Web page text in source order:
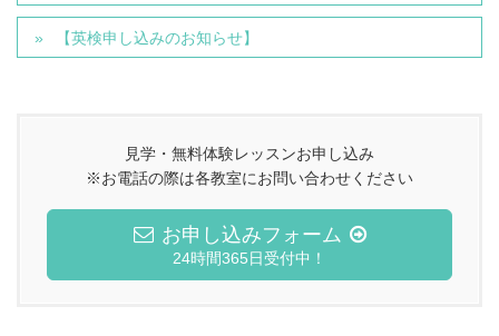
【英検申し込みのお知らせ】
見学・無料体験レッスンお申し込み
※お電話の際は各教室にお問い合わせください
お申し込みフォーム
24時間365日受付中！